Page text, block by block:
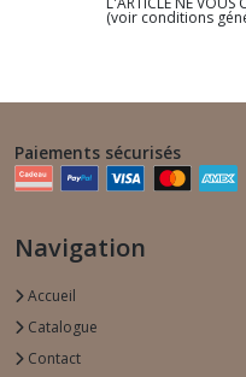
(voir conditions
Paiements sécurisés
Navigation
Accueil
Catalogue
Contact